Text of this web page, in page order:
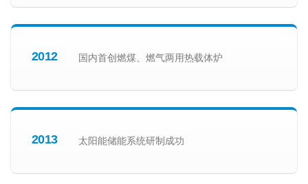
2012 国内首创燃煤、燃气两用热载体炉
2013 太阳能储能系统研制成功